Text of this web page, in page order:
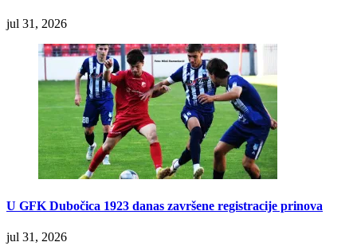
jul 31, 2026
U GFK Dubočica 1923 danas završene registracije prinova
jul 31, 2026